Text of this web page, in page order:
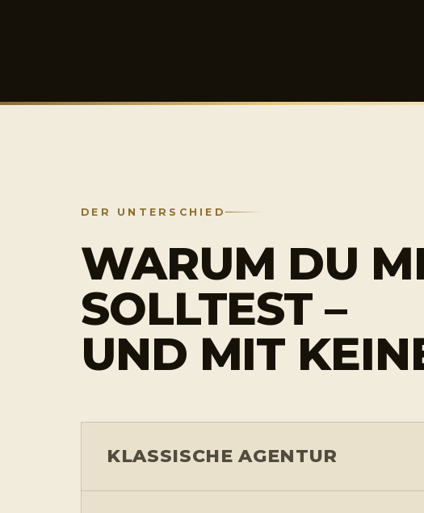
DER UNTERSCHIED
WARUM DU
SOLLTEST –
UND MIT
KLASSISCHE AGENTUR